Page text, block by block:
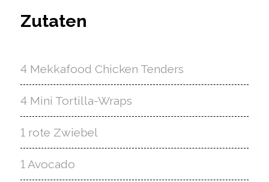
Zutaten
4 Mekkafood Chicken Tenders
4 Mini Tortilla-Wraps
1 rote Zwiebel
1 Avocado